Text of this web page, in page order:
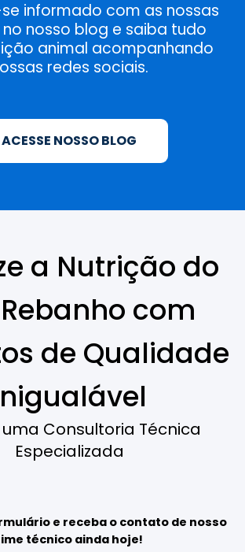
informado com as nossas
nosso blog e saiba tudo
animal acompanhando
redes sociais.
ACESSE NOSSO BLOG
a Nutrição do
com
de Qualidade
Consultoria Técnica
Especializada
e receba o contato de nosso
técnico ainda hoje!